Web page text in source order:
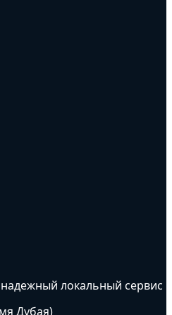
локальный сервис
Дубая)